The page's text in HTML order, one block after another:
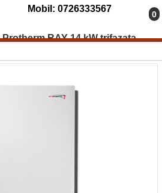
Mobil: 0726333567
0
RAY 14 kW trifazata